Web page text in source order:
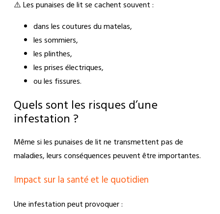
⚠️ Les punaises de lit se cachent souvent :
dans les coutures du matelas,
les sommiers,
les plinthes,
les prises électriques,
ou les fissures.
Quels sont les risques d’une
infestation ?
Même si les punaises de lit ne transmettent pas de
maladies, leurs conséquences peuvent être importantes.
Impact sur la santé et le quotidien
Une infestation peut provoquer :